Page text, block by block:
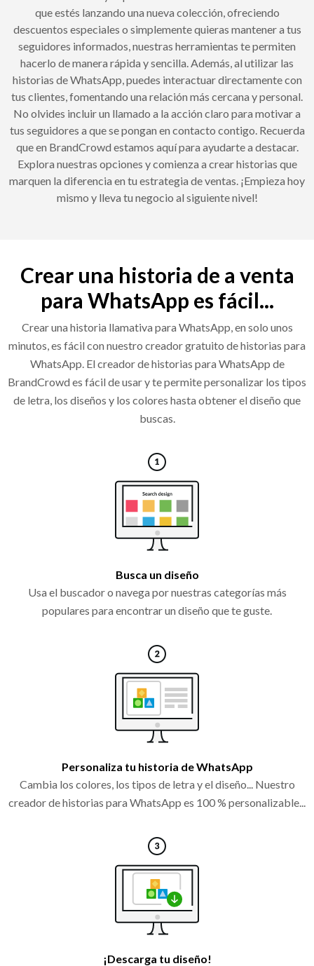
que estés lanzando una nueva colección, ofreciendo
descuentos especiales o simplemente quieras mantener a tus
seguidores informados, nuestras herramientas te permiten
hacerlo de manera rápida y sencilla. Además, al utilizar las
historias de WhatsApp, puedes interactuar directamente con
tus clientes, fomentando una relación más cercana y personal.
No olvides incluir un llamado a la acción claro para motivar a
tus seguidores a que se pongan en contacto contigo. Recuerda
que en BrandCrowd estamos aquí para ayudarte a destacar.
Explora nuestras opciones y comienza a crear historias que
marquen la diferencia en tu estrategia de ventas. ¡Empieza hoy
mismo y lleva tu negocio al siguiente nivel!
Crear una historia de a venta
para WhatsApp es fácil...
Crear una historia llamativa para WhatsApp, en solo unos
minutos, es fácil con nuestro creador gratuito de historias para
WhatsApp. El creador de historias para WhatsApp de
BrandCrowd es fácil de usar y te permite personalizar los tipos
de letra, los diseños y los colores hasta obtener el diseño que
buscas.
Busca un diseño
Usa el buscador o navega por nuestras categorías más
populares para encontrar un diseño que te guste.
Personaliza tu historia de WhatsApp
Cambia los colores, los tipos de letra y el diseño... Nuestro
creador de historias para WhatsApp es 100 % personalizable...
¡Descarga tu diseño!